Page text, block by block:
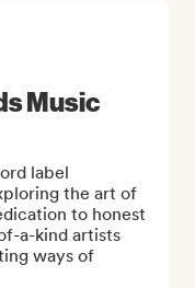
Music
label
the art of
to honest
a-kind artists
ways of